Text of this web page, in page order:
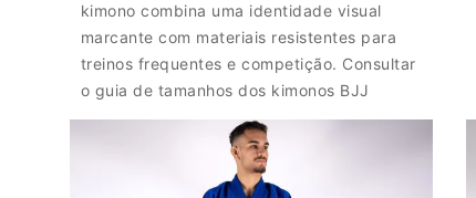
kimono combina uma identidade visual
marcante com materiais resistentes para
treinos frequentes e competição. Consultar
o guia de tamanhos dos kimonos BJJ